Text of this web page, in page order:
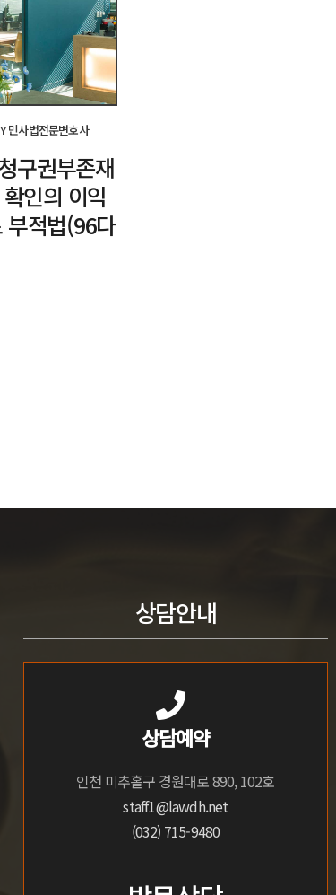
민사법전문변호사
구권부존재
인의 이익
부적법(96다
상담안내
상담예약
인천 미추홀구 경원대로 890, 102호
staff1@lawdh.net
(032) 715-9480